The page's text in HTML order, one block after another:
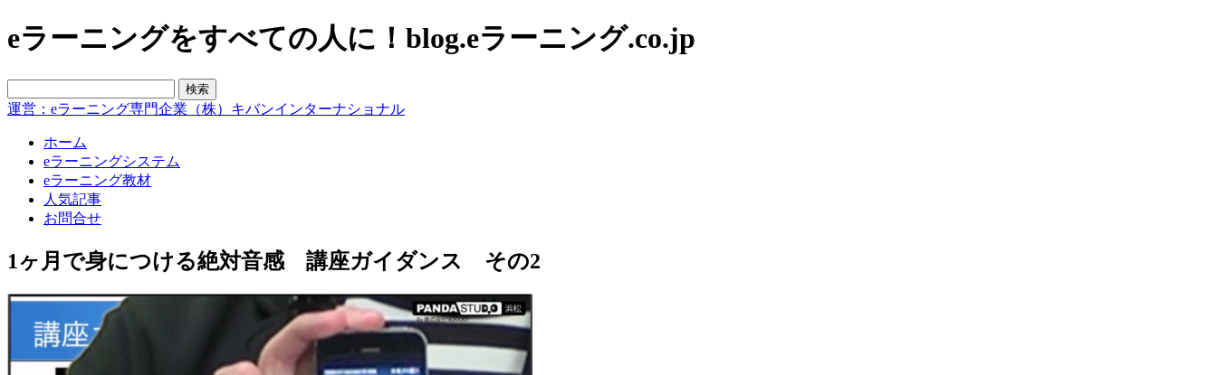
eラーニングをすべての人に！blog.eラーニング.co.jp
運営：eラーニング専門企業（株）キバンインターナショナル
ホーム
eラーニングシステム
eラーニング教材
人気記事
お問合せ
1ヶ月で身につける絶対音感 講座ガイダンス その2